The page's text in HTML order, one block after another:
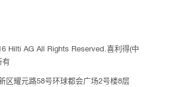
Hilti AG All Rights Reserved.喜利得(中
有
区耀元路58号环球都会广场2号楼8层